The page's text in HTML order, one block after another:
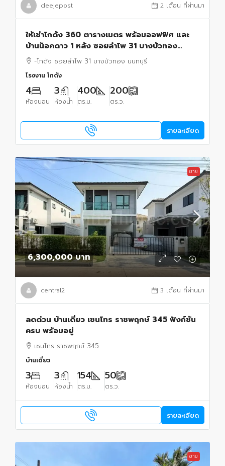
deejepost 2 เดือน ที่ผ่านมา
ให้เช่าโกดัง 360 ตารางเมตร พร้อมออฟฟิศ และ
บ้านน็อคดาว 1 หลัง ซอยลำโพ 31 บางบัวทอง
นนทบุรี
-โกดัง ซอยลำโพ 31 บางบัวทอง นนทบุรี
โรงงาน โกดัง
4
ห้องนอน
3
ห้องน้ำ
400
ตร.ม.
200
ตร.ว.
รายละเอียด
ขาย
6,300,000 บาท
central2 3 เดือน ที่ผ่านมา
ลดด่วน บ้านเดี่ยว เซนโทร ราชพฤกษ์ 345 ฟังก์ชัน
ครบ พร้อมอยู่
เซนโทร ราชพฤกษ์ 345
บ้านเดี่ยว
3
ห้องนอน
3
ห้องน้ำ
154
ตร.ม.
50
ตร.ว.
รายละเอียด
ขาย